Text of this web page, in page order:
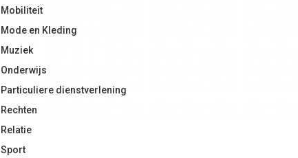
Mobiliteit
Mode en Kleding
Muziek
Onderwijs
Particuliere dienstverlening
Rechten
Relatie
Sport